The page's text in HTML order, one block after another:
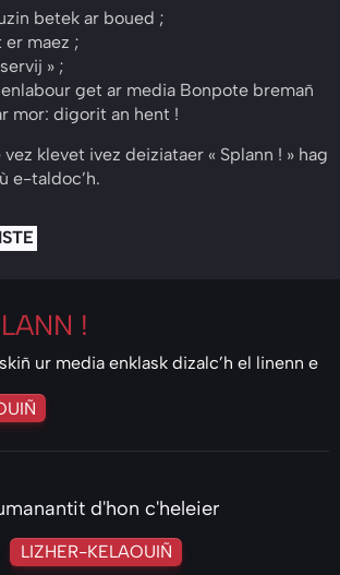
betek ar boued ;
er maez ;
» ;
get ar media Bonpote bremañ
mor: digorit an hent !
klevet ivez deiziataer « Splann ! » hag
e-taldoc’h.
!
ur media enklask dizalc’h el linenn e
d'hon c'heleier
LIZHER-KELAOUIÑ